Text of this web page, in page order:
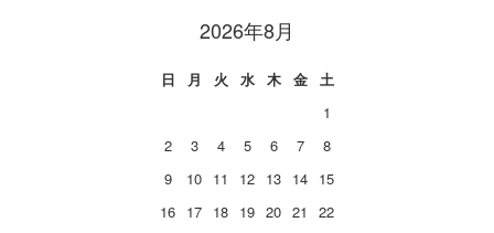
2026年8月
日 月 火 水 木 金
土
1
2
3 4 5 6 7
8
9
10 11 12 13 14 15
16 17 18 19 20 21
22